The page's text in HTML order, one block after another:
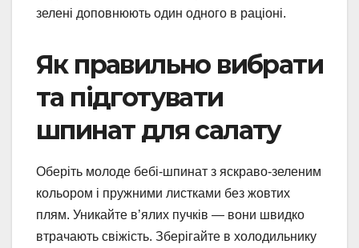
зелені доповнюють один одного в раціоні.
Як правильно вибрати
та підготувати
шпинат для салату
Оберіть молоде бебі-шпинат з яскраво-зеленим
кольором і пружними листками без жовтих
плям. Уникайте в’ялих пучків — вони швидко
втрачають свіжість. Зберігайте в холодильнику